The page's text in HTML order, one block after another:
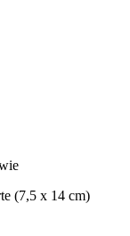
(7,5 x 14 cm)